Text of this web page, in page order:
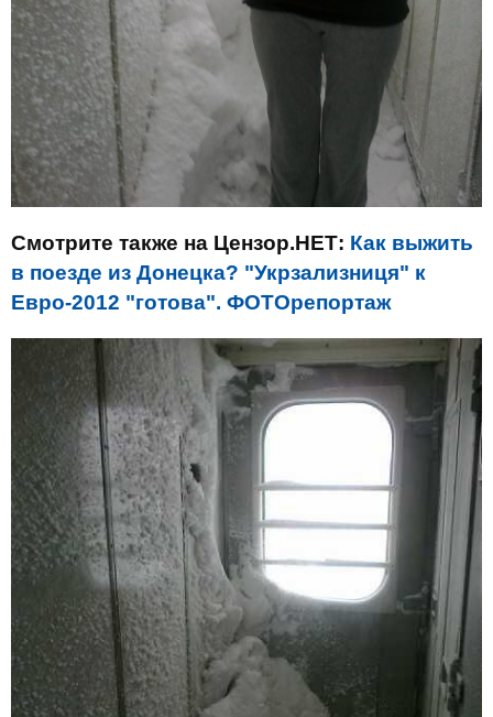
Смотрите также на Цензор.НЕТ: Как выжить
в поезде из Донецка? "Укрзализниця" к
Евро-2012 "готова". ФОТОрепортаж